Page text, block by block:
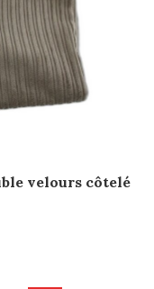
velours côtelé